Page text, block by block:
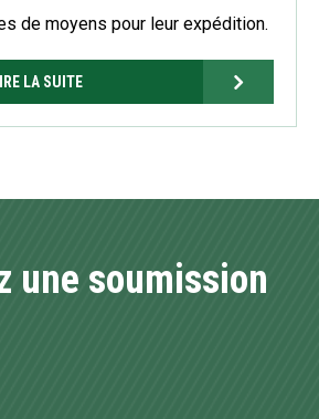
de moyens pour leur expédition.
LA SUITE
une soumission